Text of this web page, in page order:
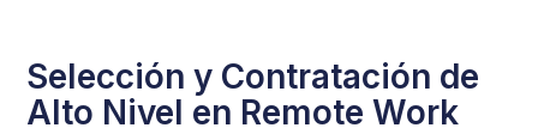
Selección y Contratación de
Alto Nivel en Remote Work